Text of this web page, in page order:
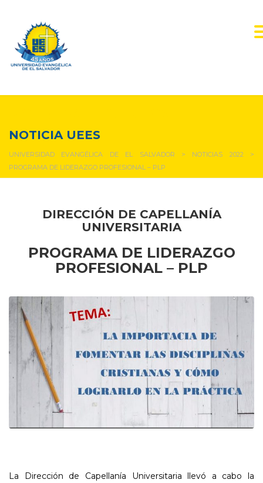
NOTICIA UEES
UNIVERSIDAD EVANGÉLICA DE EL SALVADOR > NOTICIAS 2022>
PROGRAMA DE LIDERAZGO PROFESIONAL – PLP
DIRECCIÓN DE CAPELLANÍA
UNIVERSITARIA
PROGRAMA DE LIDERAZGO
PROFESIONAL – PLP
La Dirección de Capellanía Universitaria llevó a cabo la